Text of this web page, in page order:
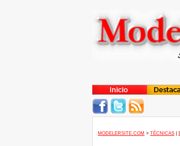
MODELERSITE.COM > TÉCNICAS